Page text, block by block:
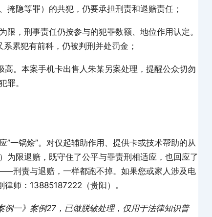
隐等罪）的共犯，仍要承担刑责和退赔责任；
，刑事责任仍按参与的犯罪数额、地位作用认定。
累犯有前科，仍被判刑并处罚金；
高。本案手机卡出售人朱某另案处理，提醒公众切勿
罪。
一锅烩”。对仅起辅助作用、提供卡或技术帮助的从
为限退赔，既守住了公平与罪责刑相适应，也回应了
刑责与退赔，一样都跑不掉。如果您或家人涉及电
师：13885187222（贵阳）。
例一》案例27，已做脱敏处理，仅用于法律知识普